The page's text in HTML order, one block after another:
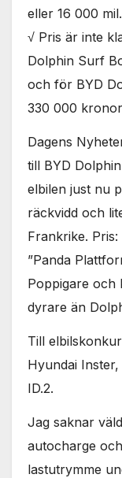
eller 16 000 mil.
√ Pris är inte
Dolphin Surf
och för BYD
330 000
Dagens
till BYD
elbilen just nu
räckvidd och
Frankrike.
”Panda
Poppigare och
dyrare än
Till
Hyundai
ID.2.
Jag saknar
autocharge
lastutrymme